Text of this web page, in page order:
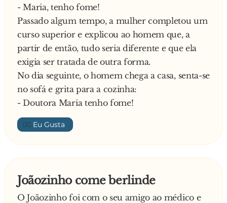
- Maria, tenho fome!
Passado algum tempo, a mulher completou um
curso superior e explicou ao homem que, a
partir de então, tudo seria diferente e que ela
exigia ser tratada de outra forma.
No dia seguinte, o homem chega a casa, senta-se
no sofá e grita para a cozinha:
- Doutora Maria tenho fome!
👍🏼
Joãozinho come berlinde
O Joãozinho foi com o seu amigo ao médico e